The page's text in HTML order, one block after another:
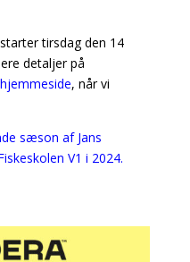
tirsdag den 14
detaljer på
, når vi
sæson af Jans
V1 i 2024.